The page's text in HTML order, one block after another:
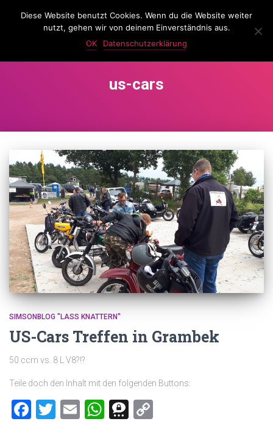
LassKnattern
us-cars
SIMSONBLOG "LASS KNATTERN"
US-Cars Treffen in Grambek
50 ccm vs. 8 L V8?!?
Teile doch den Inhalt mit den folgenden Buttons:
Facebook
Twitter
EmailWhatsApp
Threema
Diese Website benutzt Cookies. Wenn du die Website weiter
nutzt, gehen wir von deinem Einverständnis aus.
OK
Datenschutzerklärung